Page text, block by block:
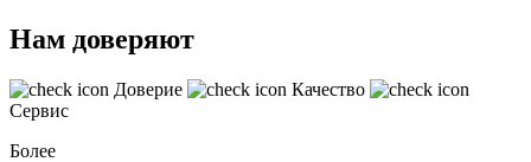
Нам доверяют
Доверие
Качество
Сервис
Более